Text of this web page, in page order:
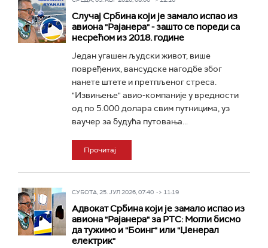
Случај Србина који је замало испао из
авиона "Рајанера" - зашто се пореди са
несрећом из 2018. године
Један угашен људски живот, више
повређених, вансудске нагодбе због
нанете штете и претпљеног стреса.
"Извињење" авио-компаније у вредности
од по 5.000 долара свим путницима, уз
ваучер за будућа путовања...
Прочитај
СУБОТА, 25. ЈУЛ 2026, 07:40 -> 11:19
Адвокат Србина који је замало испао из
авиона "Рајанера" за РТС: Могли бисмо
да тужимо и "Боинг" или "Џенерал
електрик"